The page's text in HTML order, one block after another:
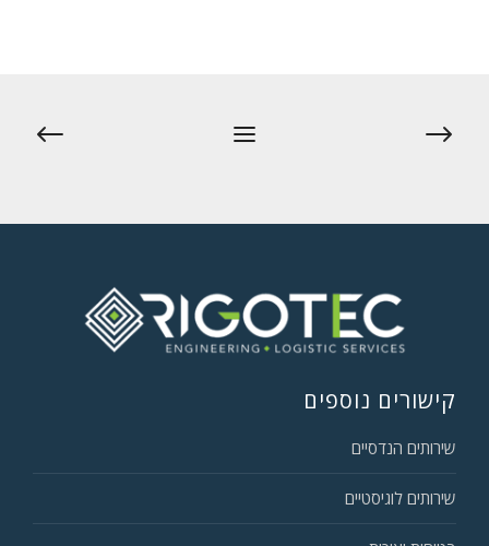
ניווט
קישורים נוספים
שירותים הנדסיים
שירותים לוגיסטיים